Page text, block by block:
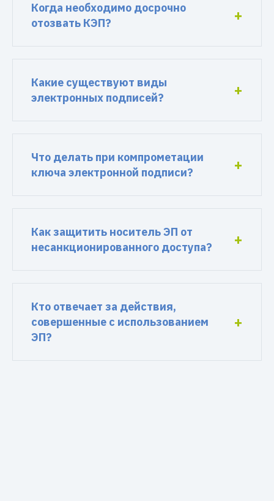
Когда необходимо досрочно
отозвать КЭП?
Какие существуют виды
электронных подписей?
Что делать при компрометации
ключа электронной подписи?
Как защитить носитель ЭП от
несанкционированного доступа?
Кто отвечает за действия,
совершенные с использованием
ЭП?